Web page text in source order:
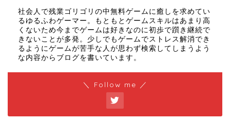
社会人で残業ゴリゴリの中無料ゲームに癒しを求めてい
るゆるふわゲーマー。もともとゲームスキルはあまり高
くないため今までゲームは好きなのに初歩で躓き継続で
きないことが多発。少しでもゲームでストレス解消でき
るようにゲームが苦手な人が思わず検索してしまうよう
な内容からブログを書いています。
＼ Follow me ／